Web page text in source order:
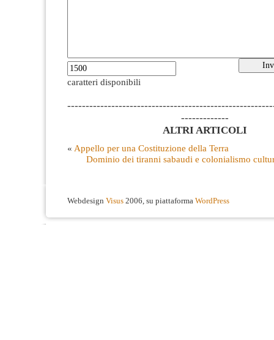
caratteri disponibili
-------------
ALTRI ARTICOLI
« Appello per una Costituzione della Terra
Dominio dei tiranni sabaudi e colonialismo
Webdesign Visus 2006, su piattaforma WordPress